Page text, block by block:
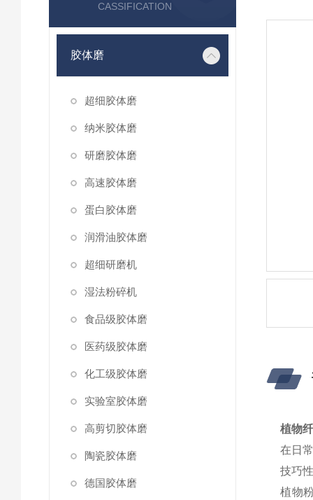
CASSIFICATION
胶体磨
超细胶体磨
纳米胶体磨
研磨胶体磨
高速胶体磨
蛋白胶体磨
润滑油胶体磨
超细研磨机
湿法粉碎机
食品级胶体磨
医药级胶体磨
化工级胶体磨
实验室胶体磨
高剪切胶体磨
陶瓷胶体磨
德国胶体磨
植物
在日
技巧
植物